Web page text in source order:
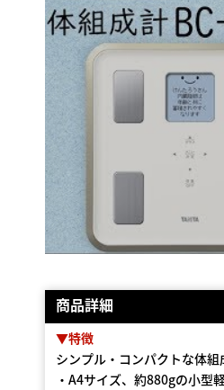
商品詳細
▼特徴
シンプル・コンパクトな体組
・A4サイズ、約880gの小型